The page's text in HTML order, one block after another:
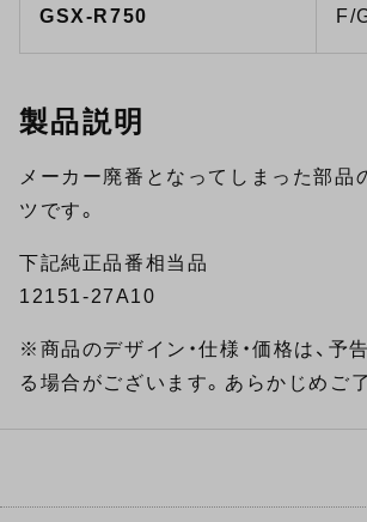
GSX-R750 F/
製品説明
メーカー廃番となってしまった部品
ツです。
下記純正品番相当品
12151-27A10
※商品のデザイン・仕様・価格は、予
る場合がございます。あらかじめご